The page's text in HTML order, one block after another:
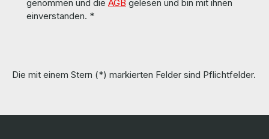
genommen und die AGB gelesen und bin mit ihnen
einverstanden. *
Die mit einem Stern (*) markierten Felder sind Pflichtfelder.